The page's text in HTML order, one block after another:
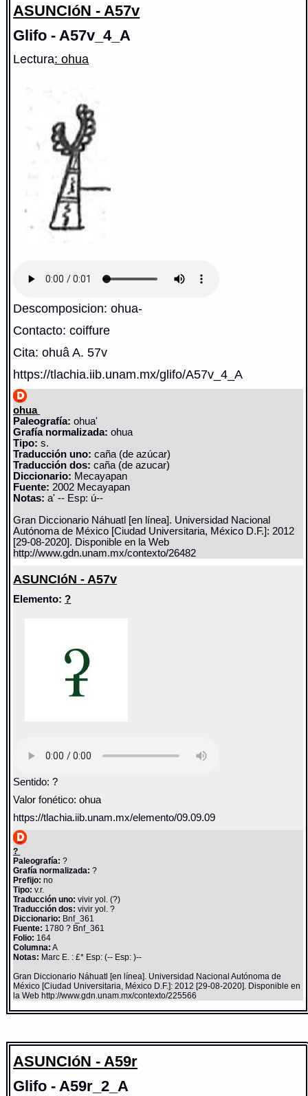
ASUNCIóN - A57v
Glifo - A57v_4_A
Lectura: ohua
Descomposicion: ohua-
Contacto: coiffure
Cita: ohuâ A. 57v
https://tlachia.iib.unam.mx/glifo/A57v_4_A
ohua
Paleografía: ohua'
Grafía normalizada: ohua
Tipo: s.
Traducción uno: caña (de azúcar)
Traducción dos: caña (de azucar)
Diccionario: Mecayapan
Fuente: 2002 Mecayapan
Notas: a' -- Esp: ú--
Gran Diccionario Náhuatl [en línea]. Universidad Nacional
Autónoma de México [Ciudad Universitaria, México D.F.]: 2012
[29-08-2020]. Disponible en la Web
http://www.gdn.unam.mx/contexto/26482
ASUNCIóN - A57v
Elemento:?
Sentido: ?
Valor fonético: ohua
https://tlachia.iib.unam.mx/elemento/09.09.09
?
Paleografía: ?
Grafía normalizada: ?
Prefijo: no
Tipo: v.r.
Traducción uno: vivir yol. (?)
Traducción dos: vivir yol. ?
Diccionario: Bnf_361
Fuente: 1780 ? Bnf_361
Folio: 164
Columna: A
Notas: Marc E. : £* Esp: (-- Esp: )--
Gran Diccionario Náhuatl [en línea]. Universidad Nacional Autónoma de
México [Ciudad Universitaria, México D.F.]: 2012 [29-08-2020]. Disponible en
la Web http://www.gdn.unam.mx/contexto/225566
ASUNCIóN - A59r
Glifo - A59r_2_A